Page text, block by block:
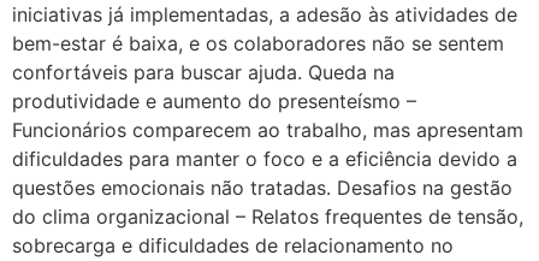
iniciativas já implementadas, a adesão às atividades de
bem-estar é baixa, e os colaboradores não se sentem
confortáveis para buscar ajuda. Queda na
produtividade e aumento do presenteísmo –
Funcionários comparecem ao trabalho, mas apresentam
dificuldades para manter o foco e a eficiência devido a
questões emocionais não tratadas. Desafios na gestão
do clima organizacional – Relatos frequentes de tensão,
sobrecarga e dificuldades de relacionamento no